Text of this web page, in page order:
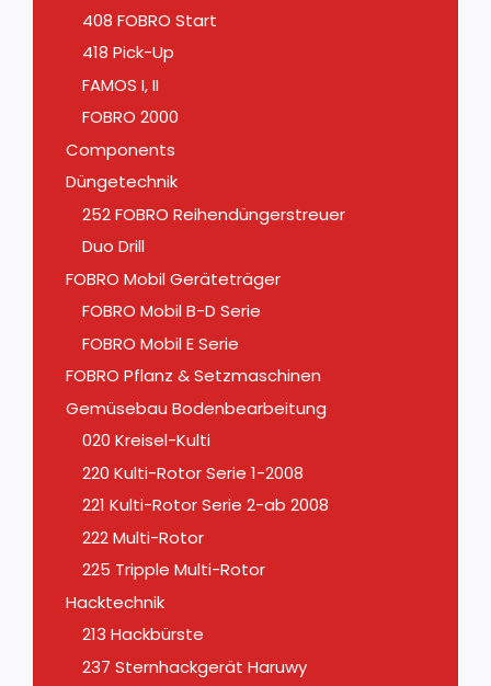
408 FOBRO Start
418 Pick-Up
FAMOS I, II
FOBRO 2000
Components
Düngetechnik
252 FOBRO Reihendüngerstreuer
Duo Drill
FOBRO Mobil Geräteträger
FOBRO Mobil B-D Serie
FOBRO Mobil E Serie
FOBRO Pflanz & Setzmaschinen
Gemüsebau Bodenbearbeitung
020 Kreisel-Kulti
220 Kulti-Rotor Serie 1-2008
221 Kulti-Rotor Serie 2-ab 2008
222 Multi-Rotor
225 Tripple Multi-Rotor
Hacktechnik
213 Hackbürste
237 Sternhackgerät Haruwy